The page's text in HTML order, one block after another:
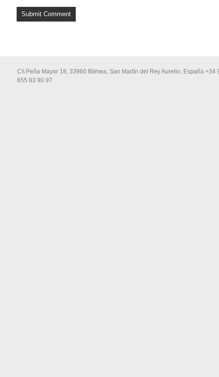
C\\ Peña Mayor 18, 33960 Blimea, San Martín del Rey Aurelio, España +34
655 83 90 97